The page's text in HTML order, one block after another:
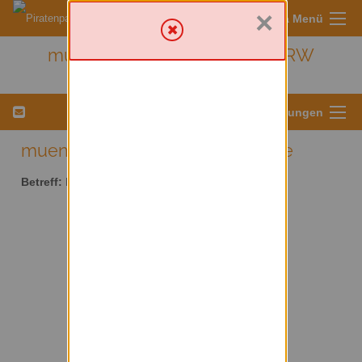
Sympa Menü
muenster - Kreis Münster/ NRW
Menü für Listeneinstellungen
muenster AT lists.piratenpartei.de
Betreff:
×